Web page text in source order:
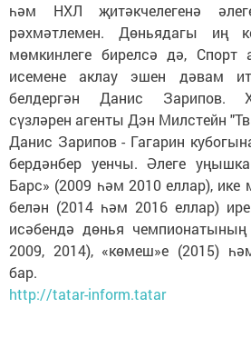
һәм НХЛ җитәкчелегенә
рәхмәтлемен. Дөньядагы иң
мөмкинлеге бирелсә дә,
исемене аклау эшен дәвам
белдергән Данис Зарипов.
сүзләрен агенты Дэн Милстейн
Данис Зарипов - Гагарин
бердәнбер уенчы. Әлеге
Барс» (2009 һәм 2010 еллар), ике
белән (2014 һәм 2016 еллар)
исәбендә дөнья
2009, 2014), «көмеш»е (2015)
бар.
http://tatar-inform.tatar